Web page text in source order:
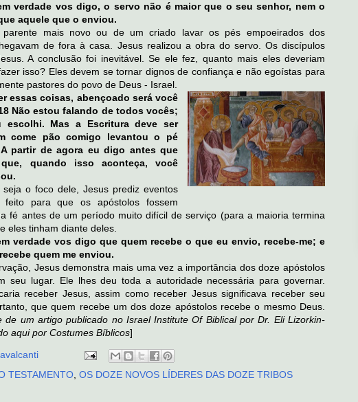
verdade vos digo, o servo não é maior que o seu senhor, nem o
aquele que o enviou.
mais novo ou de um criado lavar os pés empoeirados dos
de fora à casa. Jesus realizou a obra do servo. Os discípulos
A conclusão foi inevitável. Se ele fez, quanto mais eles deveriam
isso? Eles devem se tornar dignos de confiança e não egoístas para
pastores do povo de Deus - Israel.
essas coisas, abençoado será você
Não estou falando de todos vocês;
escolhi. Mas a Escritura deve ser
come pão comigo levantou o pé
partir de agora eu digo antes que
quando isso aconteça, você
seja o foco dele, Jesus prediz eventos
feito para que os apóstolos fossem
fé antes de um período muito difícil de serviço (para a maioria termina
eles tinham diante deles.
verdade vos digo que quem recebe o que eu envio, recebe-me; e
quem me enviou.
Jesus demonstra mais uma vez a importância dos doze apóstolos
seu lugar. Ele lhes deu toda a autoridade necessária para governar.
receber Jesus, assim como receber Jesus significava receber seu
que quem recebe um dos doze apóstolos recebe o mesmo Deus.
de um artigo publicado no Israel Institute Of Biblical por Dr. Eli Lizorkin-
aqui por Costumes Bíblicos]
TESTAMENTO OS DOZE NOVOS LÍDERES DAS DOZE TRIBOS